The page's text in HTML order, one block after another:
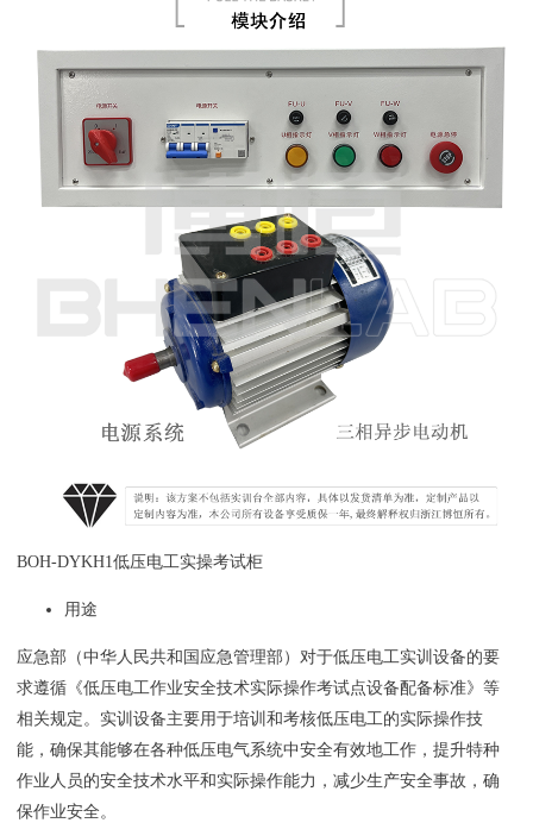
BOH-DYKH1低压电工实操考试柜
用途
应急部（中华人民共和国应急管理部）对于低压电工实训设备的要
求遵循《低压电工作业安全技术实际操作考试点设备配备标准》等
相关规定。实训设备主要用于培训和考核低压电工的实际操作技
能，确保其能够在各种低压电气系统中安全有效地工作，提升特种
作业人员的安全技术水平和实际操作能力，减少生产安全事故，确
保作业安全。